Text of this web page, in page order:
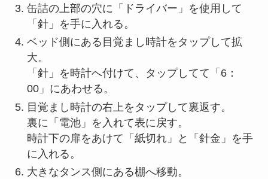
缶詰の上部の穴に「ドライバー」を使用して
「針」を手に入れる。
ベッド側にある目覚まし時計をタップして拡
大。
「針」を時計へ付けて、タップしてて「6：
00」にあわせる。
目覚まし時計の右上をタップして裏返す。
裏に「電池」を入れて表に戻す。
時計下の扉をあけて「紙切れ」と「針金」を手
に入れる。
大きなタンス側にある棚へ移動。